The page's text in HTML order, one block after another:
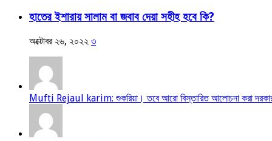
হাতের ইশারায় সালাম বা জবাব দেয়া সহীহ হবে কি?
অক্টোবর ২৬, ২০২২ ৩
Mufti Rejaul karim: শুকরিয়া। তবে আরো বিস্তারিত আলোচনা করা